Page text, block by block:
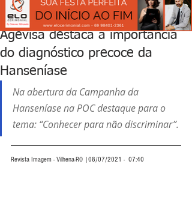
Agevisa destaca a importância
do diagnóstico precoce da
Hanseníase
Na abertura da Campanha da
Hanseníase na POC destaque para o
tema: “Conhecer para não discriminar”.
Revista Imagem - Vilhena-RO |08/07/2021 -  07:40